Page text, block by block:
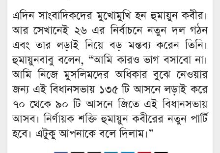
এদিন সাংবাদিকদের মুখোমুখি হন হুমায়ুন কবীর।
আর সেখানেই ২৬ এর নির্বাচনে নতুন দল গঠন
এবং তার লড়াই নিয়ে বড় মন্তব্য করেন তিনি।
হুমায়ুনবাবু বলেন, “আমি কারও ভাগ বসাবো না।
আমি নিজে মুসলিমদের অধিকার বুঝে নেওয়ার
জন্য এই বিধানসভায় ১৩৫ টি আসনে লড়াই করে
৭০ থেকে ৯০ টি আসনে জিতে এই বিধানসভায়
আসব। নির্ণায়ক শক্তি হুমায়ুন কবীরের নতুন পার্টি
হবে। এটুকু আপনাকে বলে দিলাম।”